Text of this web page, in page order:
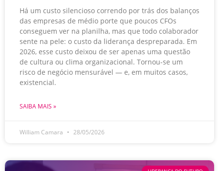
Há um custo silencioso correndo por trás dos balanços
das empresas de médio porte que poucos CFOs
conseguem ver na planilha, mas que todo colaborador
sente na pele: o custo da liderança despreparada. Em
2026, esse custo deixou de ser apenas uma questão
de cultura ou clima organizacional. Tornou-se um
risco de negócio mensurável — e, em muitos casos,
existencial.
SAIBA MAIS »
William Camara 28/05/2026